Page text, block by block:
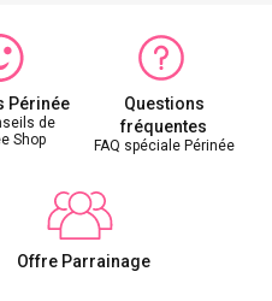
Périnée
de
Shop
Questions
fréquentes
FAQ spéciale Périnée
Offre Parrainage